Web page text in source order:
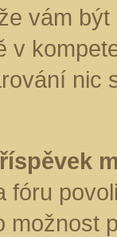
vám
v
nic
fóru
možnost